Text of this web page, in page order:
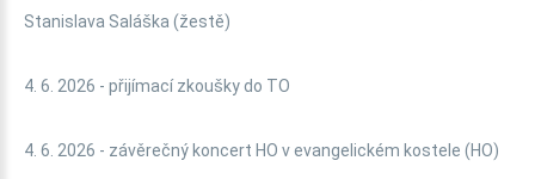
Stanislava Saláška (žestě)
4. 6. 2026 - přijímací zkoušky do TO
4. 6. 2026 - závěrečný koncert HO v evangelickém kostele (HO)